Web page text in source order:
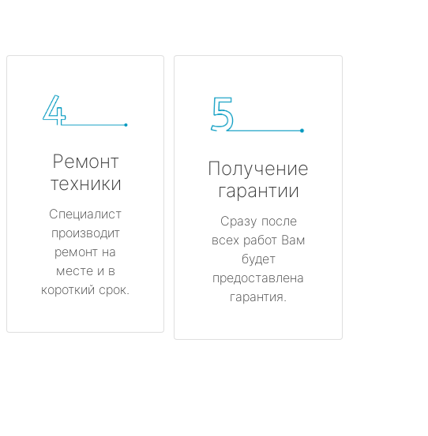
Ремонт
техники
Специалист
производит
ремонт на
месте и в
короткий срок.
Получение
гарантии
Сразу после
всех работ Вам
будет
предоставлена
гарантия.